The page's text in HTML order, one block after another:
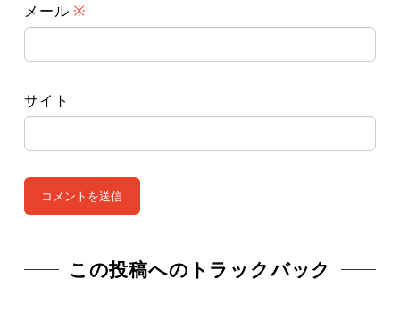
メール ※
サイト
この投稿へのトラックバック